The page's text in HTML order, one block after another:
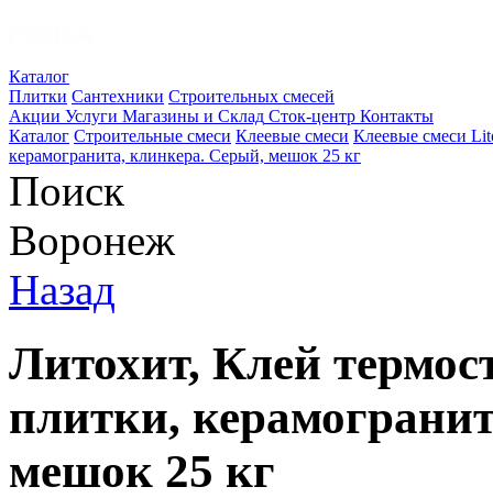
Каталог
Плитки Сантехники Строительных смесей
Акции Услуги Магазины и Склад Сток-центр Контакты
Каталог Строительные смеси Клеевые смеси Клеевые смеси
керамогранита, клинкера. Серый, мешок 25 кг
Поиск
Воронеж
Назад
Литохит, Клей
плитки,
мешок 25 кг